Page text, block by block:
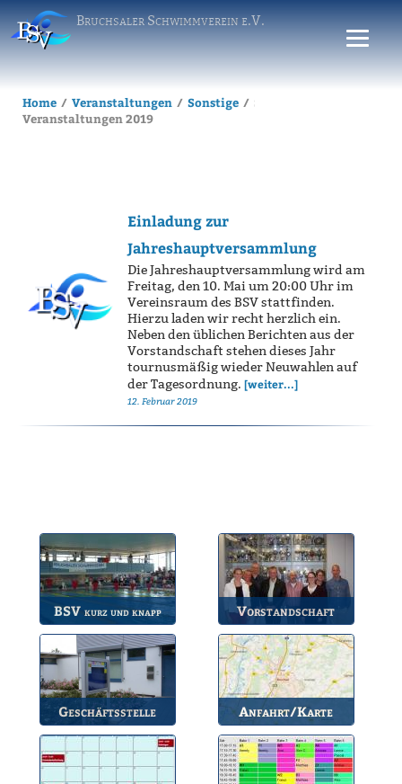
Bruchsaler Schwimmverein e.V.
Home Veranstaltungen Sonstige
Sonstige
Veranstaltungen 2019
Einladung zur
Jahreshauptversammlung
Die Jahreshauptversammlung wird am
Freitag, den 10. Mai um 20:00 Uhr im
Vereinsraum des BSV stattfinden.
Hierzu laden wir recht herzlich ein.
Neben den üblichen Berichten aus der
Vorstandschaft stehen dieses Jahr
tournusmäßig wieder Neuwahlen auf
der Tagesordnung. [weiter...]
12. Februar 2019
BSV kurz und knapp
Die wichtigsten Infos
zum BSV.
Vorstandschaft
Unsere amtierende
Vorstandschaft.
Geschäftsstelle
Anlaufstelle für alle
Anfahrt/Karte
So können Sie uns
erreichen.